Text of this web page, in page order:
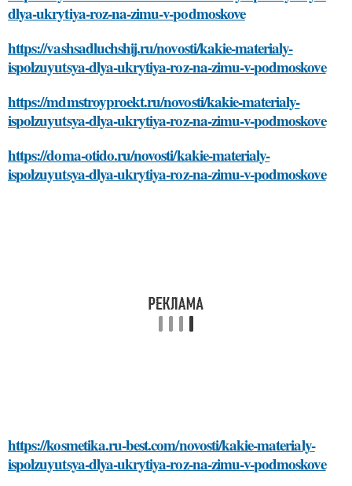
dlya-ukrytiya-roz-na-zimu-v-podmoskove
https://vashsadluchshij.ru/novosti/kakie-materialy-
ispolzuyutsya-dlya-ukrytiya-roz-na-zimu-v-podmoskove
https://mdmstroyproekt.ru/novosti/kakie-materialy-
ispolzuyutsya-dlya-ukrytiya-roz-na-zimu-v-podmoskove
https://doma-otido.ru/novosti/kakie-materialy-
ispolzuyutsya-dlya-ukrytiya-roz-na-zimu-v-podmoskove
https://kosmetika.ru-best.com/novosti/kakie-materialy-
ispolzuyutsya-dlya-ukrytiya-roz-na-zimu-v-podmoskove